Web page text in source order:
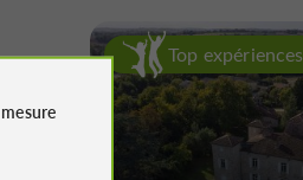
Top expériences
mesure